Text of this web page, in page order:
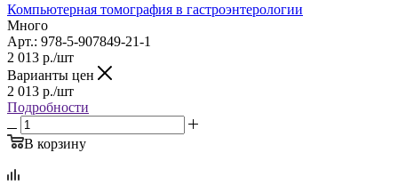
Компьютерная томография в гастроэнтерологии
Много
Арт.: 978-5-907849-21-1
2 013 р./шт
Варианты цен
2 013 р./шт
Подробности
В корзину